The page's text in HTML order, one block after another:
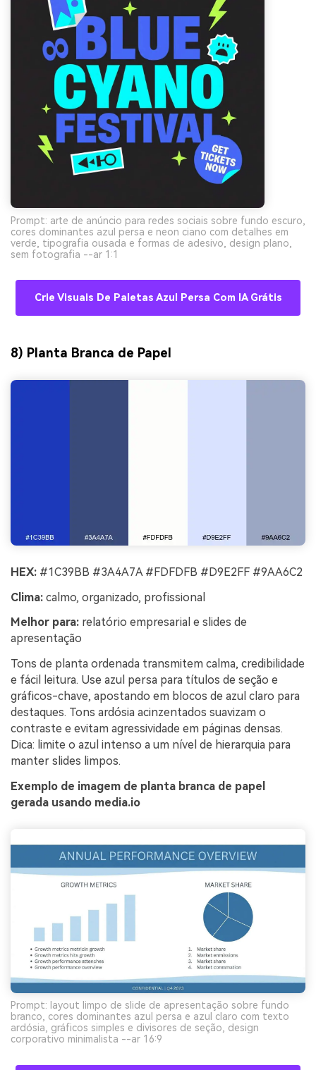
Prompt: arte de anúncio para redes sociais sobre fundo escuro,
cores dominantes azul persa e neon ciano com detalhes em
verde, tipografia ousada e formas de adesivo, design plano,
sem fotografia --ar 1:1
Crie Visuais De Paletas Azul Persa Com IA Grátis
8) Planta Branca de Papel
HEX: #1C39BB #3A4A7A #FDFDFB #D9E2FF #9AA6C2
Clima: calmo, organizado, profissional
Melhor para: relatório empresarial e slides de
apresentação
Tons de planta ordenada transmitem calma, credibilidade
e fácil leitura. Use azul persa para títulos de seção e
gráficos-chave, apostando em blocos de azul claro para
destaques. Tons ardósia acinzentados suavizam o
contraste e evitam agressividade em páginas densas.
Dica: limite o azul intenso a um nível de hierarquia para
manter slides limpos.
Exemplo de imagem de planta branca de papel
gerada usando media.io
Prompt: layout limpo de slide de apresentação sobre fundo
branco, cores dominantes azul persa e azul claro com texto
ardósia, gráficos simples e divisores de seção, design
corporativo minimalista --ar 16:9